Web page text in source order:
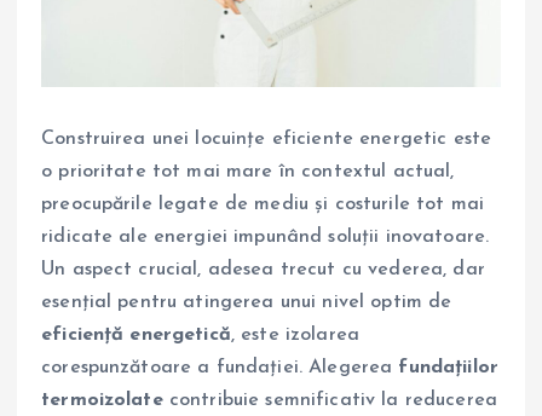
Construirea unei locuințe eficiente energetic este
o prioritate tot mai mare în contextul actual,
preocupările legate de mediu și costurile tot mai
ridicate ale energiei impunând soluții inovatoare.
Un aspect crucial, adesea trecut cu vederea, dar
esențial pentru atingerea unui nivel optim de
eficiență energetică, este izolarea
corespunzătoare a fundației. Alegerea fundațiilor
termoizolatecontribuie semnificativ la reducerea